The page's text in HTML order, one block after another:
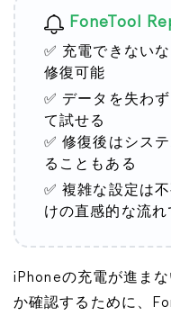
FoneTool
✅ 充電できない
修復可能
✅ データを失わ
て試せる
✅ 修復後はシス
ることもある
✅ 複雑な設定は
けの直感的な流れ
iPhoneの充電が進ま
か確認するために、